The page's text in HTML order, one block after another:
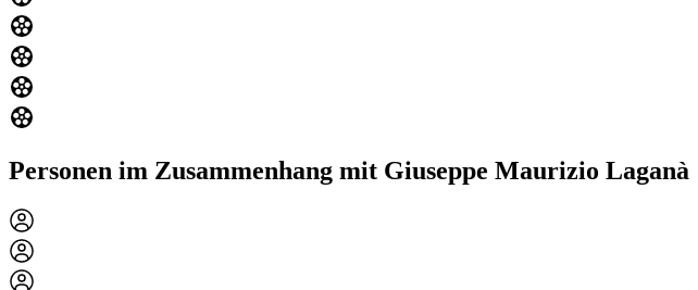
Personen im Zusammenhang mit Giuseppe Maurizio Laganà